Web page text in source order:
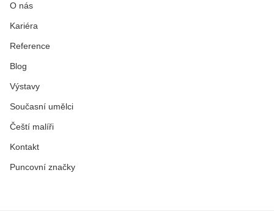
O nás
Kariéra
Reference
Blog
Výstavy
Současní umělci
Čeští malíři
Kontakt
Puncovní značky